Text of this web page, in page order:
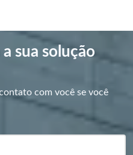
sua solução
com você se você